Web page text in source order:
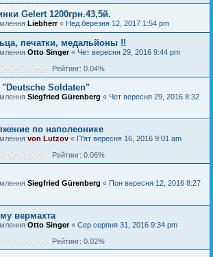
Gelert 1200грн.43,5й.
Liebherr« Нед березня 12, 2017 1:54 pm
печатки, медальйоны !!
Otto Singer« Чет вересня 29, 2016 9:44 pm
Рейтинг: 0.04%
Soldaten"
Siegfried Gürenberg « Чет вересня 29, 2016 8:32
по наполеонике
von Lutzov « П'ят вересня 16, 2016 9:01 am
Рейтинг: 0.06%
Siegfried Gürenberg « Пон вересня 12, 2016 8:27
вермахта
Otto Singer« Сер серпня 31, 2016 9:34 pm
Рейтинг: 0.02%